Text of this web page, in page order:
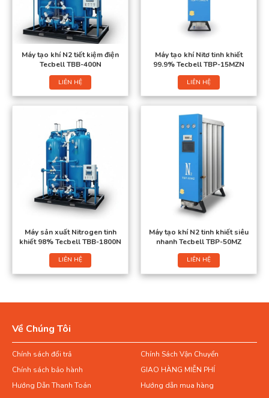
Máy tạo khí N2 tiết kiệm điện
Tecbell TBB-400N
LIÊN HỆ
Máy tạo khí Nitơ tinh khiết
99.9% Tecbell TBP-15MZN
LIÊN HỆ
Máy sản xuất Nitrogen tinh
khiết 98% Tecbell TBB-1800N
LIÊN HỆ
Máy tạo khí N2 tinh khiết siêu
nhanh Tecbell TBP-50MZ
LIÊN HỆ
Về Chúng Tôi
Chính sách đổi trả
Chính Sách Vận Chuyển
Chính sách bảo hành
GIAO HÀNG MIỄN PHÍ
Hướng Dẫn Thanh Toán
Hướng dẫn mua hàng